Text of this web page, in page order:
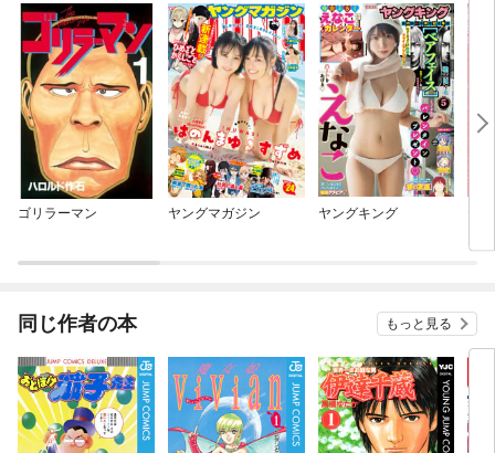
ゴリラーマン ヤングマガジン ヤングキング
同じ作者の本 もっと見る